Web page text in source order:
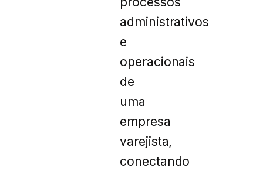
administrativos
e
operacionais
de
uma
empresa
varejista,
conectando